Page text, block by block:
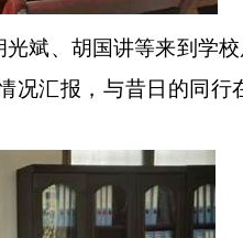
斌、胡国讲等来到学
况汇报，与昔日的同